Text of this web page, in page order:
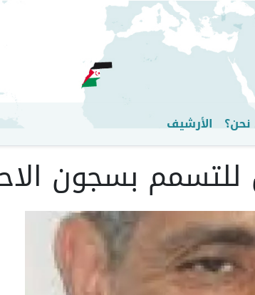
تجاوز
إلى
المحتوى
الرئيسي
الأرشيف
بسجون